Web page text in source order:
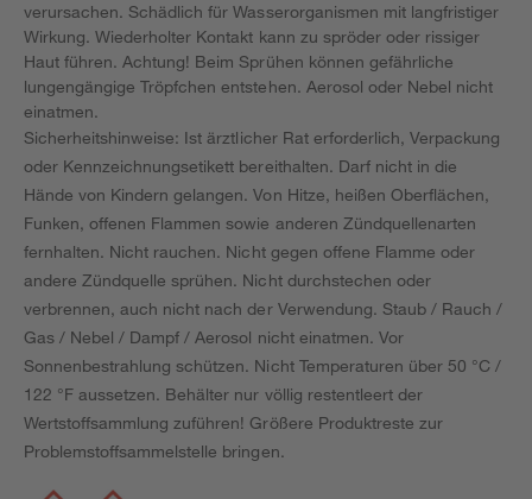
verursachen. Schädlich für Wasserorganismen mit langfristiger
Wirkung. Wiederholter Kontakt kann zu spröder oder rissiger
Haut führen. Achtung! Beim Sprühen können gefährliche
lungengängige Tröpfchen entstehen. Aerosol oder Nebel nicht
einatmen.
Sicherheitshinweise: Ist ärztlicher Rat erforderlich, Verpackung
oder Kennzeichnungsetikett bereithalten. Darf nicht in die
Hände von Kindern gelangen. Von Hitze, heißen Oberflächen,
Funken, offenen Flammen sowie anderen Zündquellenarten
fernhalten. Nicht rauchen. Nicht gegen offene Flamme oder
andere Zündquelle sprühen. Nicht durchstechen oder
verbrennen, auch nicht nach der Verwendung. Staub / Rauch /
Gas / Nebel / Dampf / Aerosol nicht einatmen. Vor
Sonnenbestrahlung schützen. Nicht Temperaturen über 50 °C /
122 °F aussetzen. Behälter nur völlig restentleert der
Wertstoffsammlung zuführen! Größere Produktreste zur
Problemstoffsammelstelle bringen.